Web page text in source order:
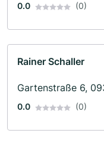
0.0 (0)
Rainer Schaller
Gartenstraße 6,
0.0 (0)